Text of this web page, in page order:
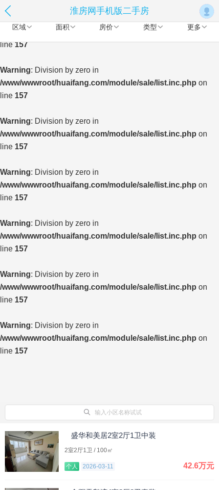
Warning
/www/wwwroot/huaifang.com/module/sale/list.inc.phpon
line157
Warning: Division by zero in
/www/wwwroot/huaifang.com/module/sale/list.inc.php on
line 157
Warning: Division by zero in
/www/wwwroot/huaifang.com/module/sale/list.inc.php on
line 157
Warning: Division by zero in
/www/wwwroot/huaifang.com/module/sale/list.inc.php on
line 157
Warning: Division by zero in
/www/wwwroot/huaifang.com/module/sale/list.inc.php on
line 157
Warning: Division by zero in
/www/wwwroot/huaifang.com/module/sale/list.inc.php on
line 157
Warning: Division by zero in
/www/wwwroot/huaifang.com/module/sale/list.inc.php on
line 157
淮房网手机版二手房
区域 面积 房价 类型 更多
输入小区名称试试
盛华和美居2室2厅1卫中装
2室2厅1卫 / 100㎡
个人 2026-03-11 42.6万元